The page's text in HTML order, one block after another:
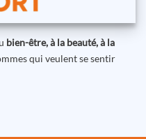
bien-être, à la beauté, à la
qui veulent se sentir